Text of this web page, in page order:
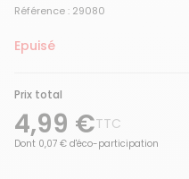
Référence : 29080
Epuisé
Prix total
4,99 €TTC
Dont 0,07 € d'éco-participation